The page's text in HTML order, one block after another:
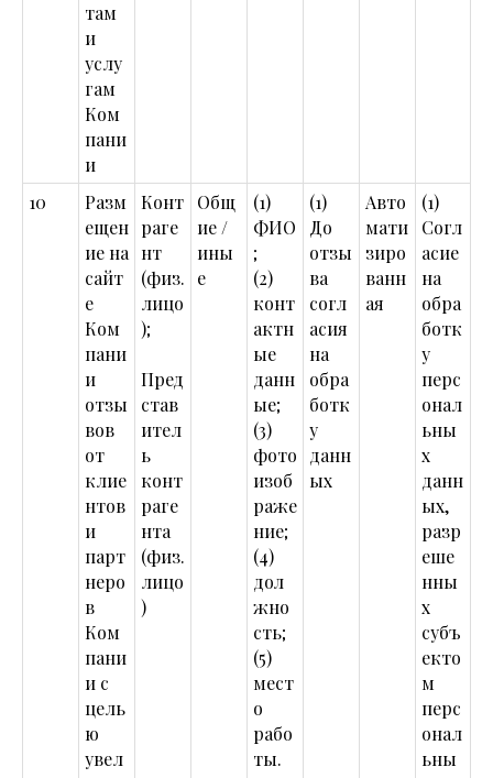
там
и
услу
гам
Ком
пани
и
10
Разм
ещен
ие на
сайт
е
Ком
пани
и
отзы
вов
от
клие
нтов
и
парт
неро
в
Ком
пани
и с
цель
ю
увел
Конт
раге
нт
(физ.
лицо
);
Пред
став
ител
ь
конт
раге
нта
(физ.
лицо
)
Общ
ие /
ины
е
(1)
ФИО
;
(2)
конт
актн
ые
данн
ые;
(3)
фото
изоб
раже
ние;
(4)
дол
жно
сть;
(5)
мест
о
рабо
ты.
(1)
До
отзы
ва
согл
асия
на
обра
ботк
у
данн
ых
Авто
мати
зиро
ванн
ая
(1)
Согл
асие
на
обра
ботк
у
перс
онал
ьны
х
данн
ых,
разр
еше
нны
х
субъ
екто
м
перс
онал
ьны